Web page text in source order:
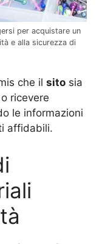
per acquistare un
e alla sicurezza di
che il sito sia
ricevere
le informazioni
affidabili.